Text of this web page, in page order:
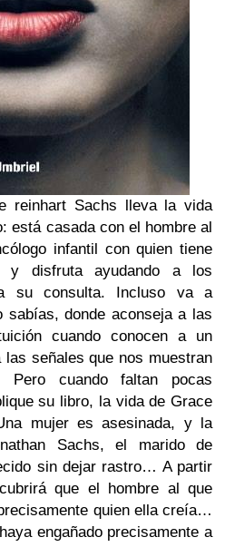
reinhart Sachs lleva la vida
está casada con el hombre al
infantil con quien tiene
disfruta ayudando a los
su consulta. Incluso va a
donde aconseja a las
cuando conocen a un
señales que nos muestran
cuando faltan pocas
su libro, la vida de Grace
mujer es asesinada, y la
Sachs, el marido de
sin dejar rastro… A partir
que el hombre al que
quien ella creía…
engañado precisamente a